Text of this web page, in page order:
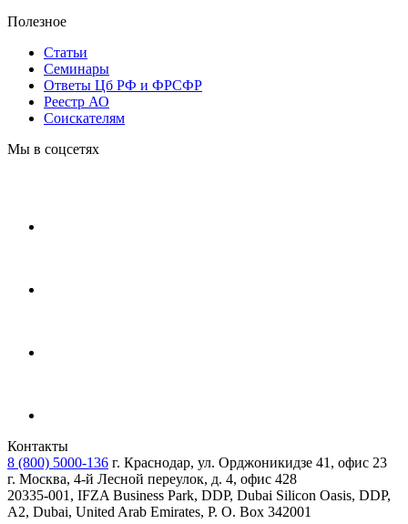
Полезное
Статьи
Cеминары
Ответы Цб РФ и ФРСФР
Реестр АО
Соискателям
Мы в соцсетях
Контакты
8 (800) 5000-136 г. Краснодар, ул. Орджоникидзе 41, офис 23
г. Москва, 4-й Лесной переулок, д. 4, офис 428
20335-001, IFZA Business Park, DDP, Dubai Silicon Oasis, DDP,
A2, Dubai, United Arab Emirates, P. O. Box 342001